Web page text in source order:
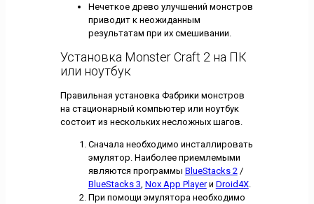
Нечеткое древо улучшений монстров
приводит к неожиданным
результатам при их смешивании.
Установка Monster Craft 2 на ПК
или ноутбук
Правильная установка Фабрики монстров
на стационарный компьютер или ноутбук
состоит из нескольких несложных шагов.
Сначала необходимо инсталлировать
эмулятор. Наиболее приемлемыми
являются программы BlueStacks 2 /
BlueStacks 3 Nox App Playerи Droid4X.
При помощи эмулятора необходимо